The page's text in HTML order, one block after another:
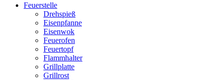
Feuerstelle
Drehspieß
Eisenpfanne
Eisenwok
Feuerofen
Feuertopf
Flammhalter
Grillplatte
Grillrost